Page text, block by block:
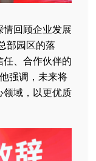
回顾企业发展
部园区的落
、合作伙伴的
强调，未来将
域，以更优质